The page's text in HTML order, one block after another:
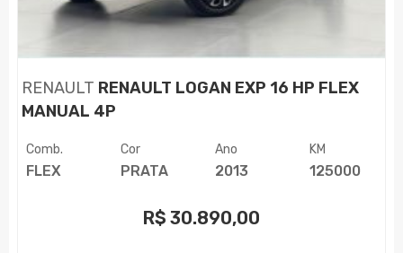
RENAULT RENAULT LOGAN EXP 16 HP FLEX
MANUAL 4P
Comb.
FLEX
Cor
PRATA
Ano
2013
KM
125000
R$ 30.890,00